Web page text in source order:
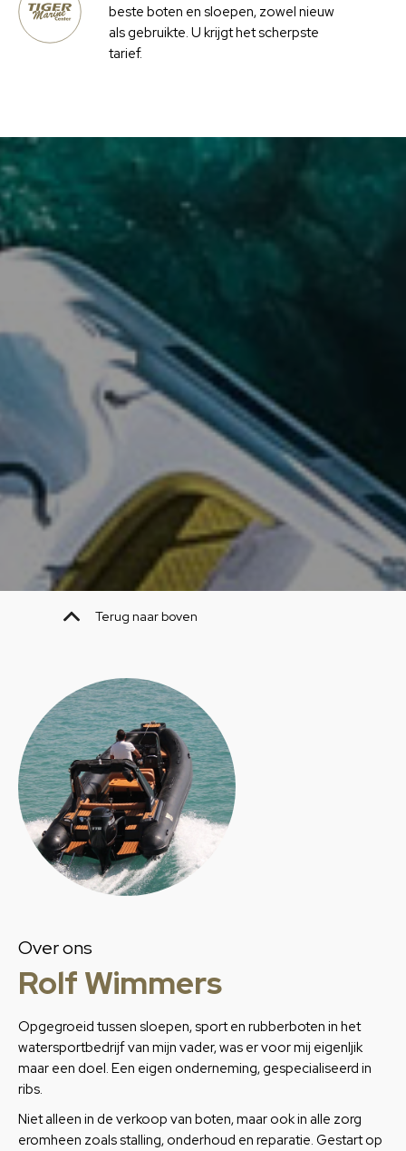
beste boten en sloepen, zowel nieuw
als gebruikte. U krijgt het scherpste
tarief.
Terug naar boven
Over ons
Rolf Wimmers
Opgegroeid tussen sloepen, sport en rubberboten in het
watersportbedrijf van mijn vader, was er voor mij eigenljik
maar een doel. Een eigen onderneming, gespecialiseerd in
ribs.
Niet alleen in de verkoop van boten, maar ook in alle zorg
eromheen zoals stalling, onderhoud en reparatie. Gestart op